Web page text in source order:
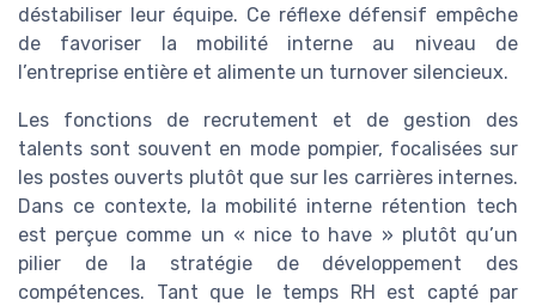
déstabiliser leur équipe. Ce réflexe défensif empêche
de favoriser la mobilité interne au niveau de
l’entreprise entière et alimente un turnover silencieux.
Les fonctions de recrutement et de gestion des
talents sont souvent en mode pompier, focalisées sur
les postes ouverts plutôt que sur les carrières internes.
Dans ce contexte, la mobilité interne rétention tech
est perçue comme un « nice to have » plutôt qu’un
pilier de la stratégie de développement des
compétences. Tant que le temps RH est capté par